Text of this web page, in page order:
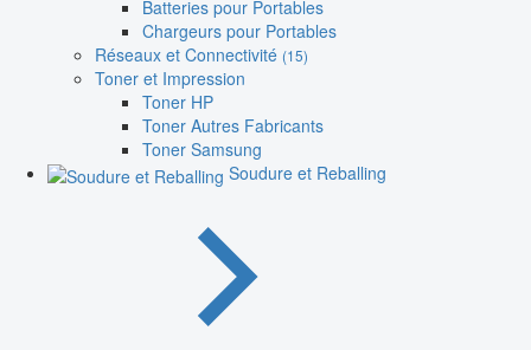
Batteries pour Portables
Chargeurs pour Portables
Réseaux et Connectivité (15)
Toner et Impression
Toner HP
Toner Autres Fabricants
Toner Samsung
Soudure et Reballing